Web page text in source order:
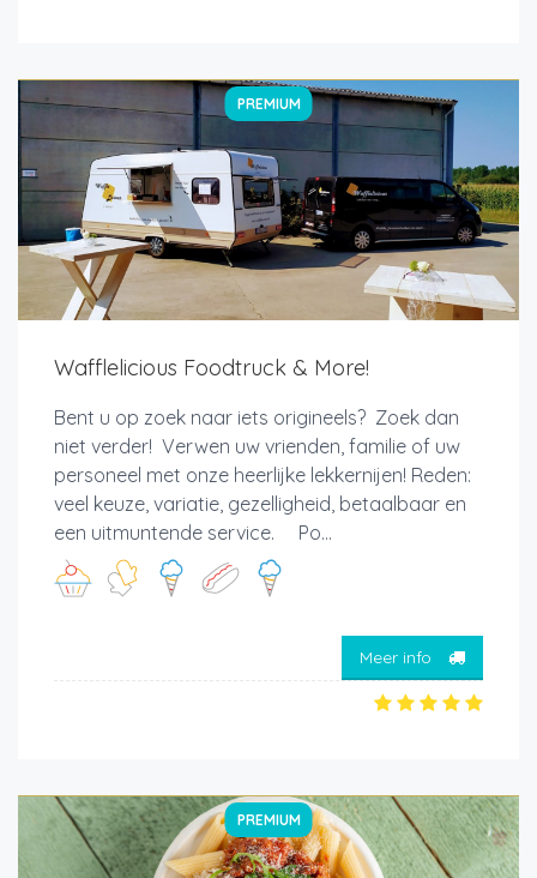
PREMIUM
Wafflelicious Foodtruck & More!
Bent u op zoek naar iets origineels? Zoek dan
niet verder! Verwen uw vrienden, familie of uw
personeel met onze heerlijke lekkernijen! Reden:
veel keuze, variatie, gezelligheid, betaalbaar en
een uitmuntende service. Po...
Meer info
PREMIUM